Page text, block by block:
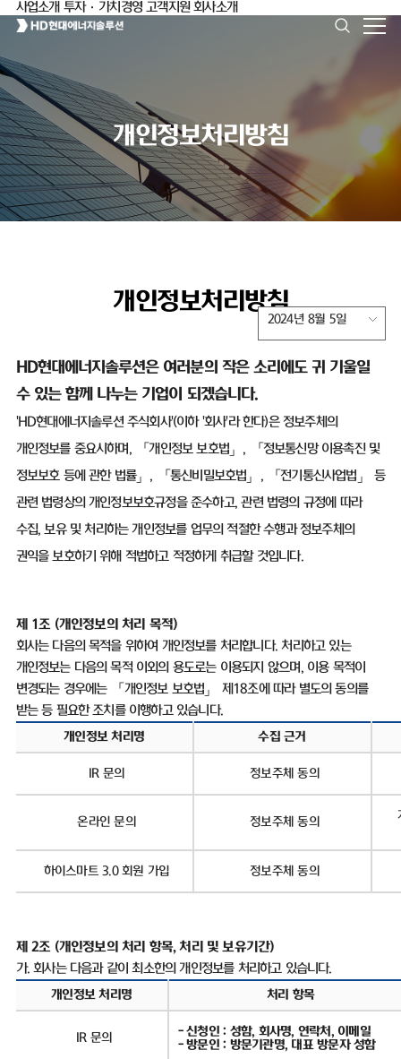
사업소개 투자·가치경영 고객지원 회사소개
개인정보처리방침
개인정보처리방침
2024년 8월 5일
HD현대에너지솔루션은 여러분의 작은 소리에도 귀 기울일
수 있는 함께 나누는 기업이 되겠습니다.
'HD현대에너지솔루션 주식회사'(이하'회사'라 한다)은 정보주체의
개인정보를 중요시하며, 「개인정보 보호법」 ,
「정보통신망 이용촉진 및
정보보호 등에 관한 법률」 , 「통신비밀보호법」 ,
「전기통신사업법」 등
관련 법령상의 개인정보보호규정을 준수하고,관련 법령의 규정에 따라
수집, 보유 및 처리하는 개인정보를 업무의 적절한 수행과 정보주체의
권익을 보호하기 위해 적법하고 적정하게 취급할 것입니다.
제 1 조 (개인정보의 처리 목적)
회사는 다음의 목적을 위하여 개인정보를 처리합니다.처리하고 있는
개인정보는 다음의 목적 이외의 용도로는 이용되지 않으며, 이용 목적이
변경되는 경우에는 「개인정보 보호법」 제 18조에 따라 별도의 동의를
받는 등 필요한 조치를 이행하고 있습니다.
개인정보 처리명 수집 근거
IR 문의 정보주체 동의
온라인 문의 정보주체 동의
하이스마트3.0회원 가입 정보주체 동의
제 2조 (개인정보의 처리 항목,처리 및 보유기간)
가.회사는 다음과 같이 최소한의 개인정보를 처리하고 있습니다.
개인정보 처리명 처리 항목
IR 문의 - 신청인 : 성함, 회사명, 연락처 , 이메일
- 방문인: 방문기관명, 대표 방문자 성함